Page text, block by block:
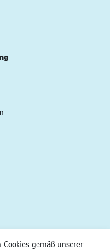
gemäß unserer